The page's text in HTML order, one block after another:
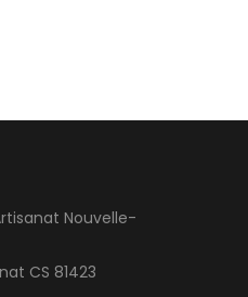
Nouvelle-
CS 81423